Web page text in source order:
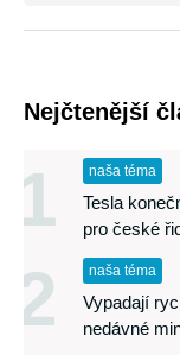
Nejčtenější
1 naša téma
Tesla
pro české
2 naša téma
Vypadají
nedávné